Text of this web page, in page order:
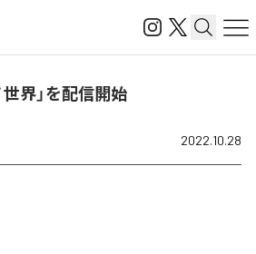
界」を配信開始
2022.10.28